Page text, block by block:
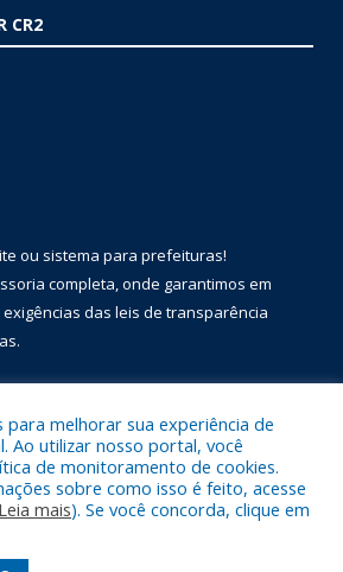
CR2
ou sistema para prefeituras!
completa, onde garantimos em
das leis de transparência
a Prefeitura Municipal de Óbidos.
para melhorar sua experiência de
Ao utilizar nosso portal, você
de monitoramento de cookies.
sobre como isso é feito, acesse
Leia mais). Se você concorda, clique em